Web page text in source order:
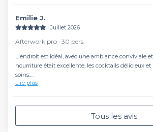
Emilie J.
∙ Juillet 2026
Afterwork pro ∙ 30 pers.
L'endroit est idéal, avec une ambiance conviviale
nourriture était excellente, les cocktails délicieux et
soins.
Tout a été parfait du début à la fin. Nous avons
Lire plus
Tous les avis